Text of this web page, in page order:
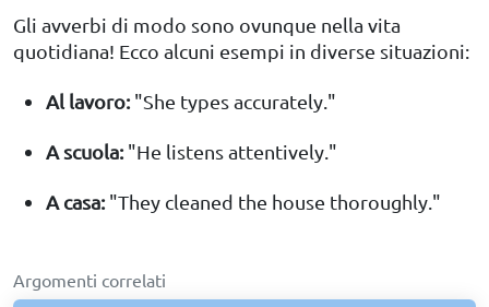
Gli avverbi di modo sono ovunque nella vita
quotidiana! Ecco alcuni esempi in diverse situazioni:
Al lavoro:"She types accurately."
A scuola:"He listens attentively."
A casa:"They cleaned the house thoroughly."
Argomenti correlati